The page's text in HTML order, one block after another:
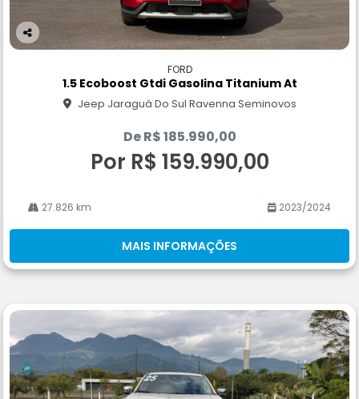
Co
FORD
1.5 Ecoboost Gtdi Gasolina Titanium At
Jeep Jaraguá Do Sul Ravenna Seminovos
De R$ 185.990,00
Por R$ 159.990,00
27.826 km 2023/2024
MAIS INFORMAÇÕES